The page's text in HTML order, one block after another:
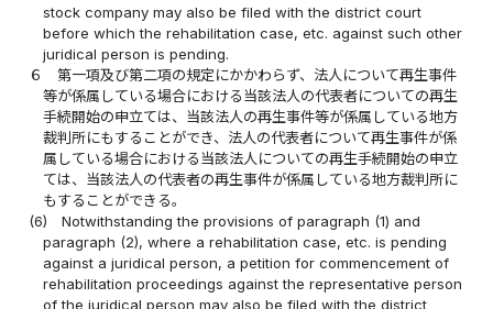
stock company may also be filed with the district court
before which the rehabilitation case, etc. against such other
juridical person is pending.
６
第一項及び第二項の規定にかかわらず、法人について再生事件
等が係属している場合における当該法人の代表者についての再生
手続開始の申立ては、当該法人の再生事件等が係属している地方
裁判所にもすることができ、法人の代表者について再生事件が係
属している場合における当該法人についての再生手続開始の申立
ては、当該法人の代表者の再生事件が係属している地方裁判所に
もすることができる。
(6)
Notwithstanding the provisions of paragraph (1) and
paragraph (2), where a rehabilitation case, etc. is pending
against a juridical person, a petition for commencement of
rehabilitation proceedings against the representative person
of the juridical person may also be filed with the district